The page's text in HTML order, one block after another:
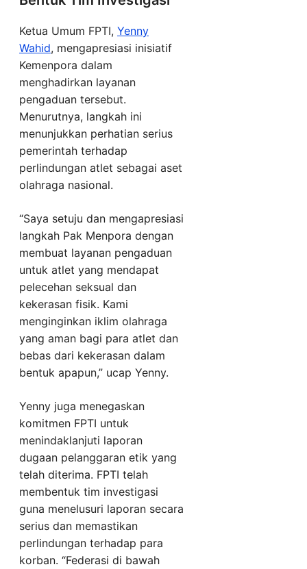
Ketua Umum FPTI, Yenny
Wahid, mengapresiasi inisiatif
Kemenpora dalam
menghadirkan layanan
pengaduan tersebut.
Menurutnya, langkah ini
menunjukkan perhatian serius
pemerintah terhadap
perlindungan atlet sebagai aset
olahraga nasional.
“Saya setuju dan mengapresiasi
langkah Pak Menpora dengan
membuat layanan pengaduan
untuk atlet yang mendapat
pelecehan seksual dan
kekerasan fisik. Kami
menginginkan iklim olahraga
yang aman bagi para atlet dan
bebas dari kekerasan dalam
bentuk apapun,” ucap Yenny.
Yenny juga menegaskan
komitmen FPTI untuk
menindaklanjuti laporan
dugaan pelanggaran etik yang
telah diterima. FPTI telah
membentuk tim investigasi
guna menelusuri laporan secara
serius dan memastikan
perlindungan terhadap para
korban. “Federasi di bawah